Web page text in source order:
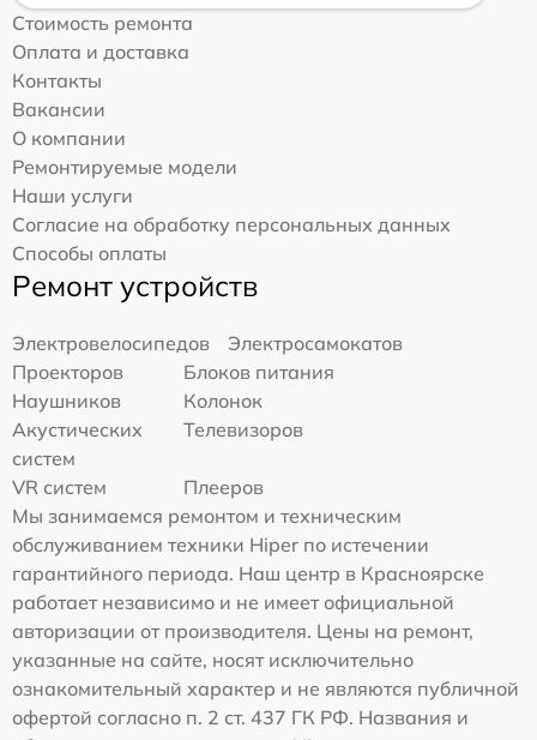
Стоимость ремонта
Оплата и доставка
Контакты
Вакансии
О компании
Ремонтируемые модели
Наши услуги
Согласие на обработку персональных данных
Способы оплаты
Ремонт устройств
Электровелосипедов
Электросамокатов
Проекторов
Блоков питания
Наушников
Колонок
Акустических
систем
Телевизоров
VR систем
Плееров
Мы занимаемся ремонтом и техническим
обслуживанием техники Hiper по истечении
гарантийного периода. Наш центр в Красноярске
работает независимо и не имеет официальной
авторизации от производителя. Цены на ремонт,
указанные на сайте, носят исключительно
ознакомительный характер и не являются публичной
офертой согласно п. 2 ст. 437 ГК РФ. Названия и